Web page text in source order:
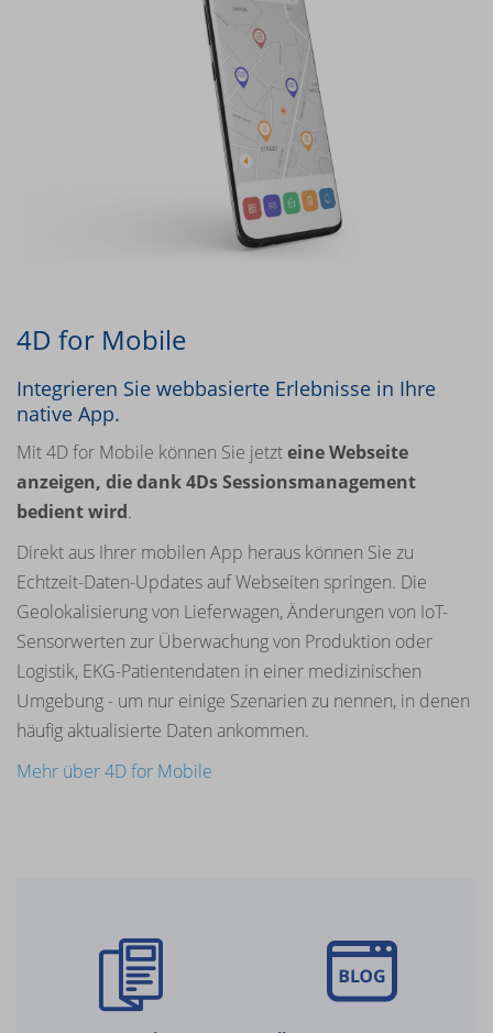
4D for Mobile
Integrieren Sie webbasierte Erlebnisse in Ihre
native App.
Mit 4D for Mobile können Sie jetzteine Webseite
anzeigen, die dank 4Ds Sessionsmanagement
bedient wird.
Direkt aus Ihrer mobilen App heraus können Sie zu
Echtzeit-Daten-Updates auf Webseiten springen. Die
Geolokalisierung von Lieferwagen, Änderungen von IoT-
Sensorwerten zur Überwachung von Produktion oder
Logistik, EKG-Patientendaten in einer medizinischen
Umgebung - um nur einige Szenarien zu nennen, in denen
häufig aktualisierte Daten ankommen.
Mehr über 4D for Mobile